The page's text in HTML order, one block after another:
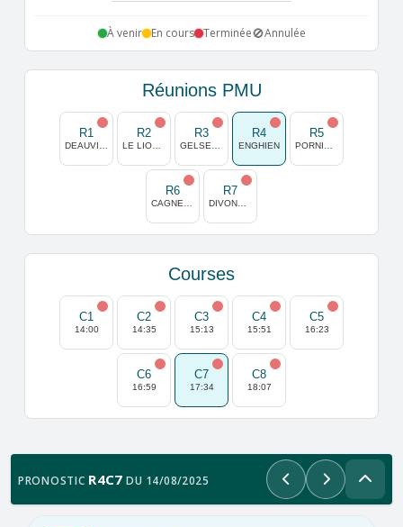
À venir En cours Terminée🚫Annulée
Réunions PMU
R1 R2 R3 R4
ENGHIEN
R5
R6 R7
Courses
C1
14:00
C2
14:35
C3
15:13
C4
15:51
C5
16:23
C6
16:59
C7
17:34
C8
18:07
PRONOSTIC R4C7 DU 14/08/2025 PrécédentSuivant